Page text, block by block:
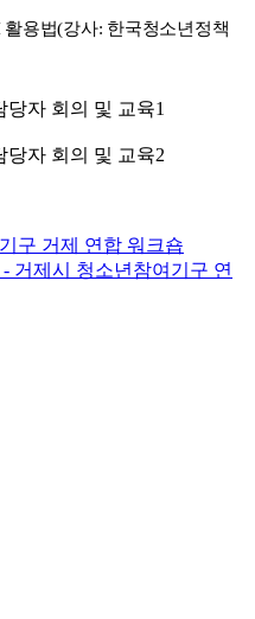
활용법(강사: 한국청소년정책
구 거제 연합 워크숍
거제시 청소년참여기구 연